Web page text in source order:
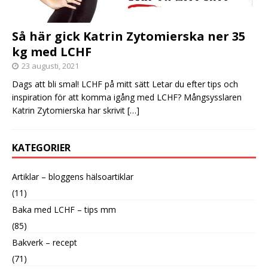
Så här gick Katrin Zytomierska ner 35
kg med LCHF
23 augusti, 2021
Dags att bli smal! LCHF på mitt sätt Letar du efter tips och
inspiration för att komma igång med LCHF? Mångsysslaren
Katrin Zytomierska har skrivit […]
KATEGORIER
Artiklar – bloggens hälsoartiklar
(11)
Baka med LCHF – tips mm
(85)
Bakverk – recept
(71)